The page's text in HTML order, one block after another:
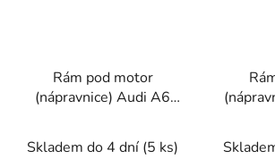
Rám pod motor
(nápravnice) Audi A6
převodovka
Skladem do 4 dní (5 ks)